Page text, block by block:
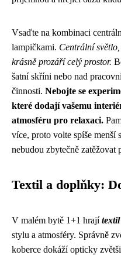
Vsaďte na kombinaci
lampičkami. Centrální
krásně prozáří celý prostor.
šatní skříni nebo nad
činnosti. Nebojte se
které dodají vašemu
atmosféru pro relaxaci.
více, proto volte spíše menší
nebudou zbytečně zatěžovat
Textil a doplňky:
V malém bytě 1+1 hrají
stylu a atmosféry. Správně
koberce dokáží opticky